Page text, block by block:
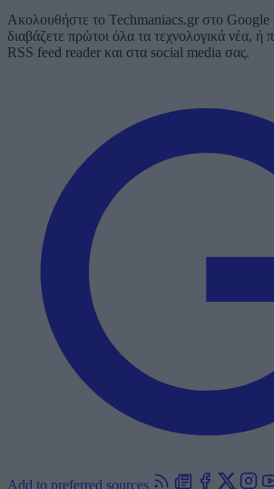
Ακολουθήστε το Techmaniacs.gr στο Google
διαβάζετε πρώτοι όλα τα τεχνολογικά νέα, ή
RSS feed reader και στα social media σας.
Add to preferred sources